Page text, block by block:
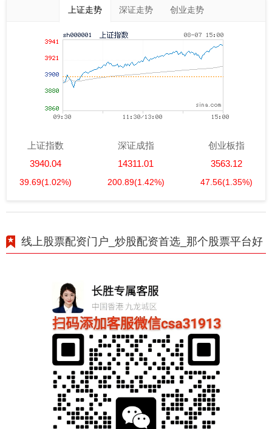
上证走势 深证走势 创业走势
上证指数
3940.04
39.69(1.02%)
深证成指
14311.01
200.89(1.42%)
创业板指
3563.12
47.56(1.35%)
线上股票配资门户_炒股配资首选_那个股票平台好